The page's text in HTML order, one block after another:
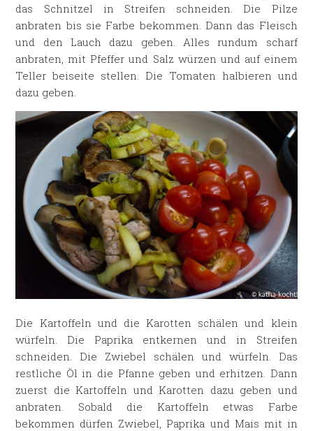
das Schnitzel in Streifen schneiden. Die Pilze
anbraten bis sie Farbe bekommen. Dann das Fleisch
und den Lauch dazu geben. Alles rundum scharf
anbraten, mit Pfeffer und Salz würzen und auf einem
Teller beiseite stellen. Die Tomaten halbieren und
dazu geben.
Die Kartoffeln und die Karotten schälen und klein
würfeln. Die Paprika entkernen und in Streifen
schneiden. Die Zwiebel schälen und würfeln. Das
restliche Öl in die Pfanne geben und erhitzen. Dann
zuerst die Kartoffeln und Karotten dazu geben und
anbraten. Sobald die Kartoffeln etwas Farbe
bekommen dürfen Zwiebel, Paprika und Mais mit in